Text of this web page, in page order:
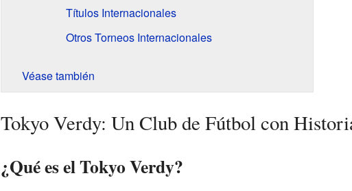
Títulos Internacionales
Otros Torneos Internacionales
Véase también
Tokyo Verdy: Un Club de Fútbol con
¿Qué es el Tokyo Verdy?